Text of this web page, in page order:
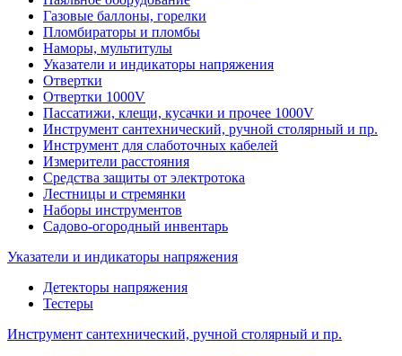
Газовые баллоны, горелки
Пломбираторы и пломбы
Наморы, мультитулы
Указатели и индикаторы напряжения
Отвертки
Отвертки 1000V
Пассатижи, клещи, кусачки и прочее 1000V
Инструмент сантехнический, ручной столярный и пр.
Инструмент для слаботочных кабелей
Измерители расстояния
Средства защиты от электротока
Лестницы и стремянки
Наборы инструментов
Садово-огородный инвентарь
Указатели и индикаторы напряжения
Детекторы напряжения
Тестеры
Инструмент сантехнический, ручной столярный и пр.